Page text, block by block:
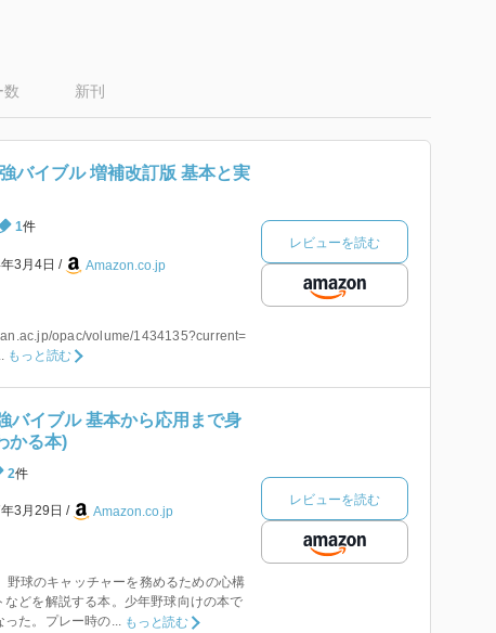
数 新刊
バイブル 増補改訂版 基本と実
1件
3月4日 Amazon.co.jp
opac/volume/1434135?current=
もっと読む
レビューを読む
バイブル 基本から応用まで身
かる本)
2件
3月29日 Amazon.co.jp
球のキャッチャーを務めるための心構
などを解説する本。少年野球向けの本で
った。プレー時の... もっと読む
レビューを読む